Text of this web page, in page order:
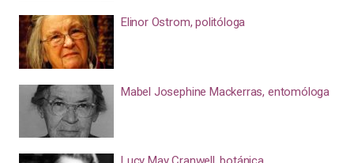
Elinor Ostrom, politóloga
Mabel Josephine Mackerras, entomóloga